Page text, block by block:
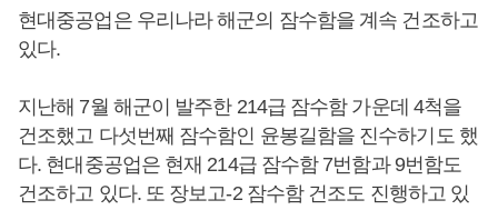
현대중공업은 우리나라 해군의 잠수함을 계속 건조하고
있다.
지난해 7월 해군이 발주한 214급 잠수함 가운데 4척을
건조했고 다섯번째 잠수함인 윤봉길함을 진수하기도 했
다. 현대중공업은 현재 214급 잠수함 7번함과 9번함도
건조하고 있다. 또 장보고-2 잠수함 건조도 진행하고 있